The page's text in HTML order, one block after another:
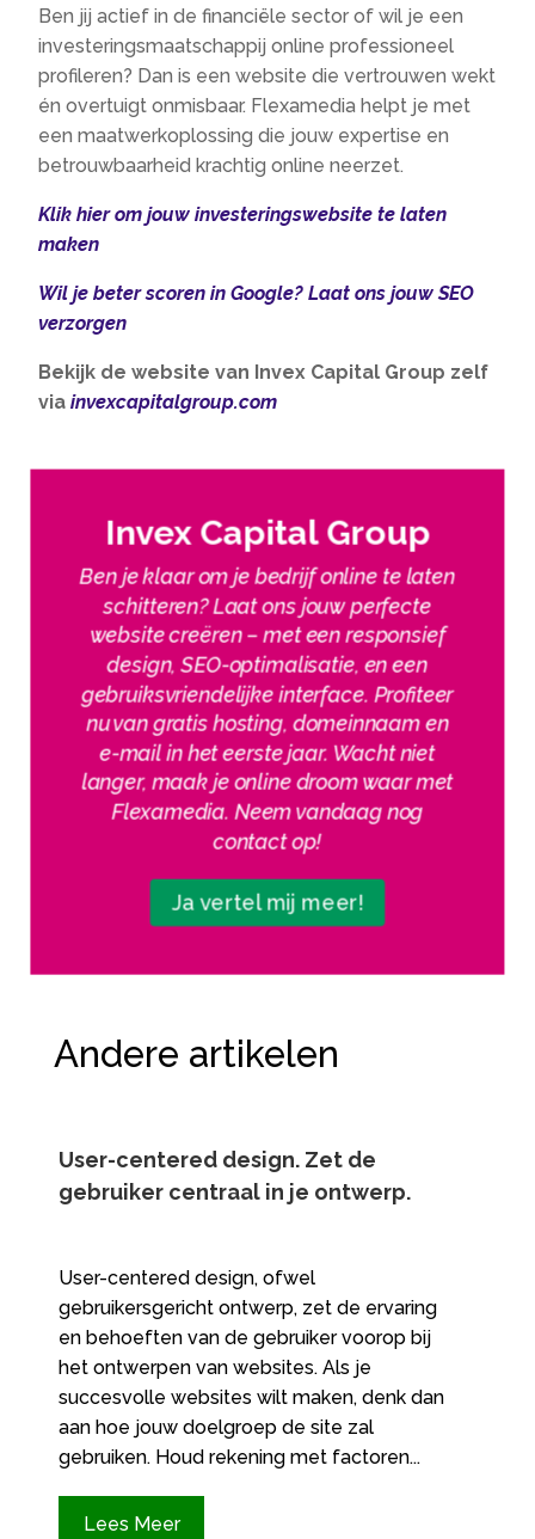
Ben jij actief in de financiële sector of wil je een
investeringsmaatschappij online professioneel
profileren? Dan is een website die vertrouwen wekt
én overtuigt onmisbaar. Flexamedia helpt je met
een maatwerkoplossing die jouw expertise en
betrouwbaarheid krachtig online neerzet.
Klik hier om jouw investeringswebsite te laten
maken
Wil je beter scoren in Google? Laat ons jouw SEO
verzorgen
Bekijk de website van Invex Capital Group zelf
viainvexcapitalgroup.com
Invex Capital Group
Ben je klaar om je bedrijf online te laten
schitteren? Laat ons jouw perfecte
website creëren – met een responsief
design, SEO-optimalisatie, en een
gebruiksvriendelijke interface. Profiteer
nu van gratis hosting, domeinnaam en
e-mail in het eerste jaar. Wacht niet
langer, maak je online droom waar met
Flexamedia. Neem vandaag nog
contact op!
Ja vertel mij meer!
Andere artikelen
User-centered design.​ Zet de
gebruiker centraal in je ontwerp.​
User-centered design, ofwel
gebruikersgericht ontwerp, zet de ervaring
en behoeften van de gebruiker voorop bij
het ontwerpen van websites.​ Als je
succesvolle websites wilt maken, denk dan
aan hoe jouw doelgroep de site zal
gebruiken.​ Houd rekening met factoren...
Lees Meer